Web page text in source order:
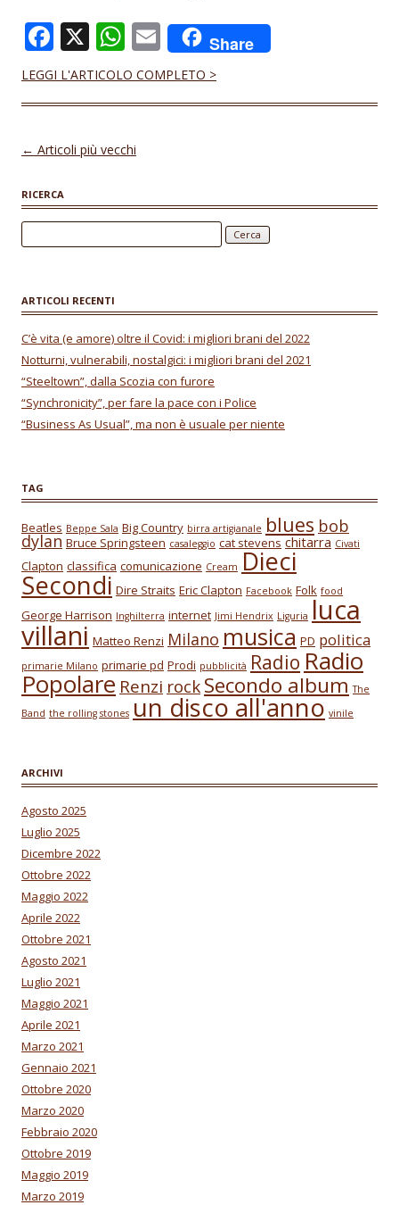
F
ac
e
o
k
X W
h
at
A
p
E
m
ai
Share
LEGGI L'ARTICOLO COMPLETO >
Navigazione articolo
← Articoli più vecchi
RICERCA
ARTICOLI RECENTI
C’è vita (e amore) oltre il Covid: i migliori brani del 2022
Notturni, vulnerabili, nostalgici: i migliori brani del 2021
“Steeltown”, dalla Scozia con furore
“Synchronicity”, per fare la pace con i Police
“Business As Usual”, ma non è usuale per niente
TAG
Beatles Beppe Sala Big Country birra artigianale blues bob
dylan Bruce Springsteen casaleggio cat stevens chitarra Civati
Clapton classifica comunicazione Cream Dieci
Secondi Dire Straits Eric Clapton Facebook Folk food
George Harrison Inghilterra internet Jimi Hendrix Liguria luca
villani Matteo Renzi Milano musica PD politica
primarie Milano primarie pd Prodi pubblicità Radio Radio
Popolare Renzi rockSecondo album The
Band the rolling stones un disco all'anno vinile
ARCHIVI
Agosto 2025
Luglio 2025
Dicembre 2022
Ottobre 2022
Maggio 2022
Aprile 2022
Ottobre 2021
Agosto 2021
Luglio 2021
Maggio 2021
Aprile 2021
Marzo 2021
Gennaio 2021
Ottobre 2020
Marzo 2020
Febbraio 2020
Ottobre 2019
Maggio 2019
Marzo 2019